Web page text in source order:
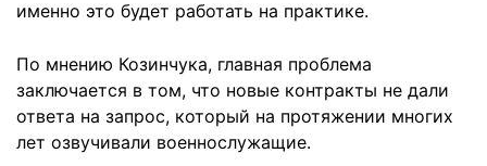
именно это будет работать на практике.
По мнению Козинчука, главная проблема
заключается в том, что новые контракты не дали
ответа на запрос, который на протяжении многих
лет озвучивали военнослужащие.